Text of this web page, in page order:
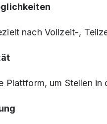
nach Vollzeit-,
Plattform, um Stellen